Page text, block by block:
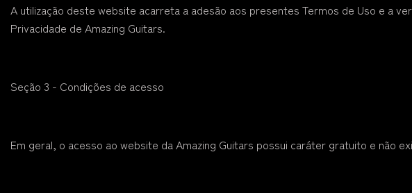
A utilização deste website acarreta a adesão aos presentes Termos de Uso e a
Privacidade de Amazing Guitars.
Seção 3 - Condições de acesso
Em geral, o acesso ao website da Amazing Guitars possui caráter gratuito e não